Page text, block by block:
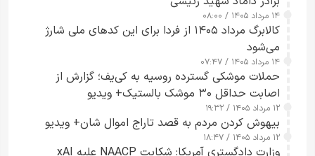
۱۴ مرداد ۱۴۰۵ / ۰۸:۰۰
کالابرگ مرداد ۱۴۰۵ از فردا برای این کدهای ملی شارژ
می‌شود
۱۴ مرداد ۱۴۰۵ / ۰۷:۴۷
حملات موشکی گسترده روسیه به کی‌یف؛ گزارش از
اصابت حداقل ۳۰ موشک بالستیک+ ویدیو
۱۲ مرداد ۱۴۰۵ / ۱۹:۳۲
بیهوش کردن مردم به قصد تاراج اموال شان+ ویدیو
۱۲ مرداد ۱۴۰۵ / ۱۸:۴۷
وزارت دادگستری آمریکا: شکایت NAACP علیه xAI